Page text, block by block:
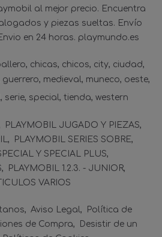
al mejor precio. Encuentra
y piezas sueltas. Envío
en 24 horas. playmundo.es
chicas chicos city ciudad
guerrero medieval muneco oeste
serie special tienda western
PLAYMOBIL JUGADO Y PIEZAS
PLAYMOBIL SERIES SOBRE
Y SPECIAL PLUS
PLAYMOBIL 1.2.3. - JUNIOR
VARIOS
Aviso Legal
Política de
de Compra
Desistir de un